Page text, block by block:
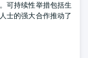
可持续性举措包括生
士的强大合作推动了